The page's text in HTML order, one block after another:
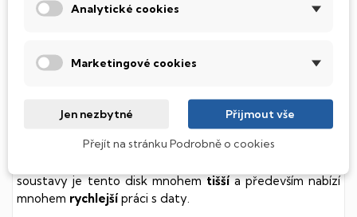
SSD Disk
diskem, který na rozdíl od starších magnetických HDD
(Hard Disk Drive) disků nedisponuje žádnými pohyblivými
součástmi a je tak mnohem méně náchylný
soustavy je tento disk mnohemtiššía především nabízí
mnohem rychlejší práci s daty.
Analytické cookies
Marketingové cookies
Jen nezbytné Přijmout vše
Přejít na stránku Podrobně o cookies